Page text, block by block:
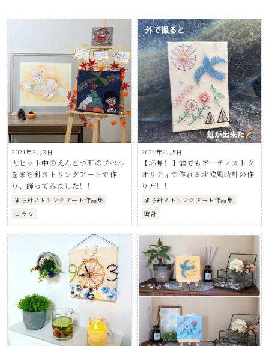
2021年3月3日
大ヒット中のえんとつ町のプペル
をまち針ストリングアートで作
り、飾ってみました！！
まち針ストリングアート作品集
コラム
2021年2月5日
【必見！】誰でもアーティストク
オリティで作れる北欧風時計の作
り方！！
まち針ストリングアート作品集
時計